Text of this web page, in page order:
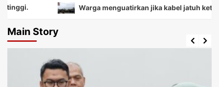
Warga menguatirkan jika kabel jatuh ketanah,
Main Story